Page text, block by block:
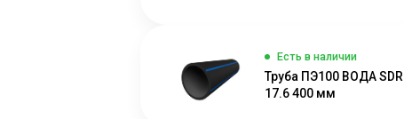
Есть в наличии
Труба ПЭ100 ВОДА SDR
17.6 400 мм